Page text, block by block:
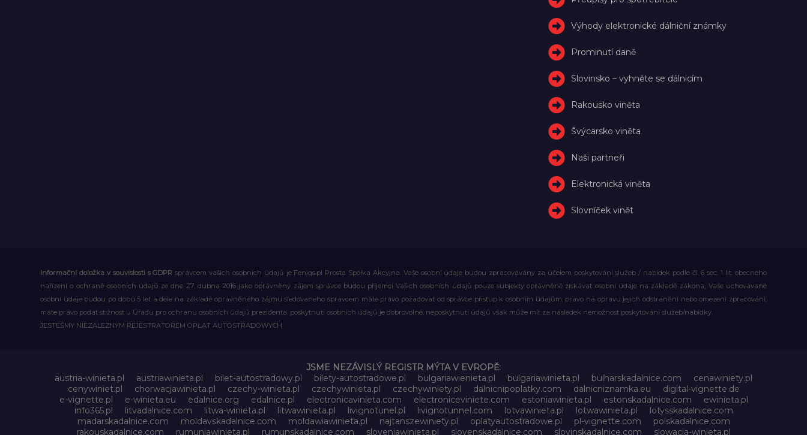
Výhody elektronické dálniční známky
Prominutí daně
Slovinsko – vyhněte se dálnicím
Rakousko viněta
Švýcarsko viněta
Naši partneři
Elektronická viněta
Slovníček vinět
Informační doložka v souvislosti s GDPRsprávcem vašich osobních údajů je Feniqs.pl Prosta Spółka Akcyjna. Vaše osobní údaje budou zpracovávány za účelem poskytování služeb / nabídek podle čl. 6 sec. 1 lit. obecného
nařízení o ochraně osobních údajů ze dne 27. dubna 2016 jako oprávněný zájem správce budou příjemci Vašich osobních údajů pouze subjekty oprávněné získávat osobní údaje na základě zákona, Vaše uchovávané
osobní údaje budou po dobu 5 let a déle na základě oprávněného zájmu sledovaného správcem máte právo požadovat od správce přístup k osobním údajům, právo na opravu jejich odstranění nebo omezení zpracování,
máte právo podat stížnost u Úřadu pro ochranu osobních údajů prezidenta, poskytnutí osobních údajů je dobrovolné, neposkytnutí údajů však může mít za následek nemožnost poskytování služeb/nabídky.
JESTEŚMY NIEZALEŻNYM REJESTRATOREM OPŁAT AUTOSTRADOWYCH
JSME NEZÁVISLÝ REGISTR MÝTA V EVROPĚ:
austria-winieta.pl
austriawinieta.pl bilet-autostradowy.pl bilety-autostradowe.pl bulgariawienieta.pl bulgariawinieta.pl bulharskadalnice.com
cenawiniety.pl
cenywiniet.pl
chorwacjawinieta.pl czechy-winieta.pl czechywinieta.pl czechywiniety.pl dalnicnipoplatky.com dalnicniznamka.eu
digital-vignette.de
e-vignette.pl
e-winieta.eu edalnice.org edalnice.pl electronicavinieta.com electroniceviniete.com estoniawinieta.pl estonskadalnice.com
ewinieta.pl
info365.pl
litvadalnice.com litwa-winieta.pl litwawinieta.pl livignotunel.pl livignotunnel.com lotvawinieta.pl lotwawinieta.pl
lotysskadalnice.com
madarskadalnice.com
moldavskadalnice.com moldawiawinieta.pl najtanszewiniety.pl oplatyautostradowe.pl pl-vignette.com
polskadalnice.com
rakouskadalnice.com
rumuniawinieta.pl rumunskadalnice.com sloveniawinieta.pl slovenskadalnice.com slovinskadalnice.com slowacja-winieta.pl